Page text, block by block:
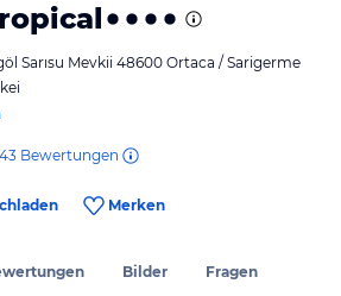
Sarısu Mevkii 48600 Ortaca / Sarigerme
Bewertungen
Merken
Bilder Fragen